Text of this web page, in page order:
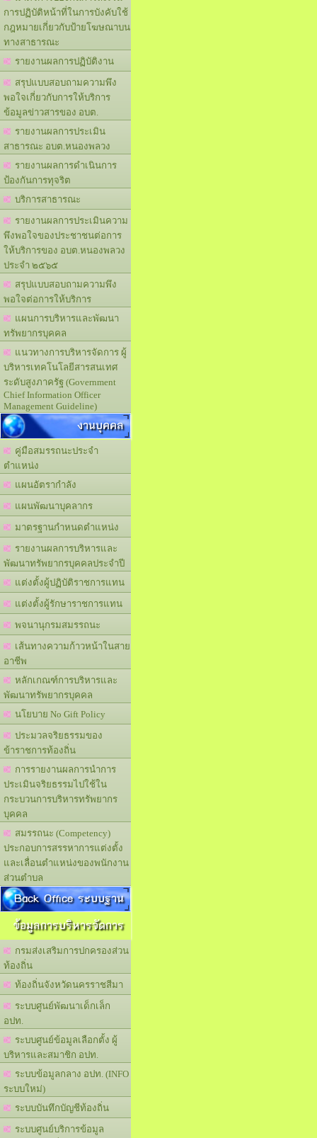
การปฏิบัติหน้าที่ในการบังคับใช้
กฎหมายเกี่ยวกับป้ายโฆษณาบน
ทางสาธารณะ
รายงานผลการปฏิบัติงาน
สรุปแบบสอบถามความพึง
พอใจเกี่ยวกับการให้บริการ
ข้อมูลข่าวสารของ อบต.
รายงานผลการประเมิน
สาธารณะ อบต.หนองพลวง
รายงานผลการดำเนินการ
ป้องกันการทุจริต
บริการสาธารณะ
รายงานผลการประเมินความ
พึงพอใจของประชาชนต่อการ
ให้บริการของ อบต.หนองพลวง
ประจำ ๒๕๖๕
สรุปแบบสอบถามความพึง
พอใจต่อการให้บริการ
แผนการบริหารและพัฒนา
ทรัพยากรบุคคล
แนวทางการบริหารจัดการ ผู้
บริหารเทคโนโลยีสารสนเทศ
ระดับสูงภาครัฐ (Government
Chief Information Officer
Management Guideline)
งานบุคคล
คู่มือสมรรถนะประจำ
ตำแหน่ง
แผนอัตรากำลัง
แผนพัฒนาบุคลากร
มาตรฐานกำหนดตำแหน่ง
รายงานผลการบริหารและ
พัฒนาทรัพยากรบุคคลประจำปี
แต่งตั้งผู้ปฏิบัติราชการแทน
แต่งตั้งผู้รักษาราชการแทน
พจนานุกรมสมรรถนะ
เส้นทางความก้าวหน้าในสาย
อาชีพ
หลักเกณฑ์การบริหารและ
พัฒนาทรัพยากรบุคคล
นโยบาย No Gift Policy
ประมวลจริยธรรมของ
ข้าราชการท้องถิ่น
การรายงานผลการนำการ
ประเมินจริยธรรมไปใช้ใน
กระบวนการบริหารทรัพยากร
บุคคล
สมรรถนะ (Competency)
ประกอบการสรรหาการแต่งตั้ง
และเลื่อนตำแหน่งของพนักงาน
ส่วนตำบล
Back Office ระบบฐาน
ข้อมูลการบริหารจัดการ
กรมส่งเสริมการปกครองส่วน
ท้องถิ่น
ท้องถิ่นจังหวัดนครราชสีมา
ระบบศูนย์พัฒนาเด็กเล็ก
อปท.
ระบบศูนย์ข้อมูลเลือกตั้ง ผู้
บริหารและสมาชิก อปท.
ระบบข้อมูลกลาง อปท. (INFO
ระบบใหม่)
ระบบบันทึกบัญชีท้องถิ่น
ระบบศูนย์บริการข้อมูล